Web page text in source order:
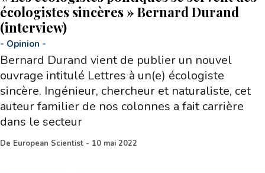
écologistes sincères » Bernard Durand
(interview)
- Opinion -
Bernard Durand vient de publier un nouvel
ouvrage intitulé Lettres à un(e) écologiste
sincère. Ingénieur, chercheur et naturaliste, cet
auteur familier de nos colonnes a fait carrière
dans le secteur
De European Scientist - 10 mai 2022